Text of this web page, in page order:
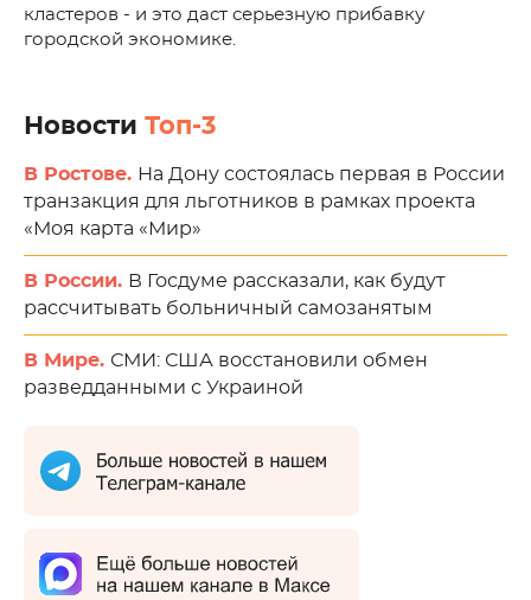
кластеров - и это даст серьезную прибавку
городской экономике.
Новости Топ-3
В Ростове. На Дону состоялась первая в России
транзакция для льготников в рамках проекта
«Моя карта «Мир»
В России. В Госдуме рассказали, как будут
рассчитывать больничный самозанятым
В Мире. СМИ: США восстановили обмен
разведданными с Украиной